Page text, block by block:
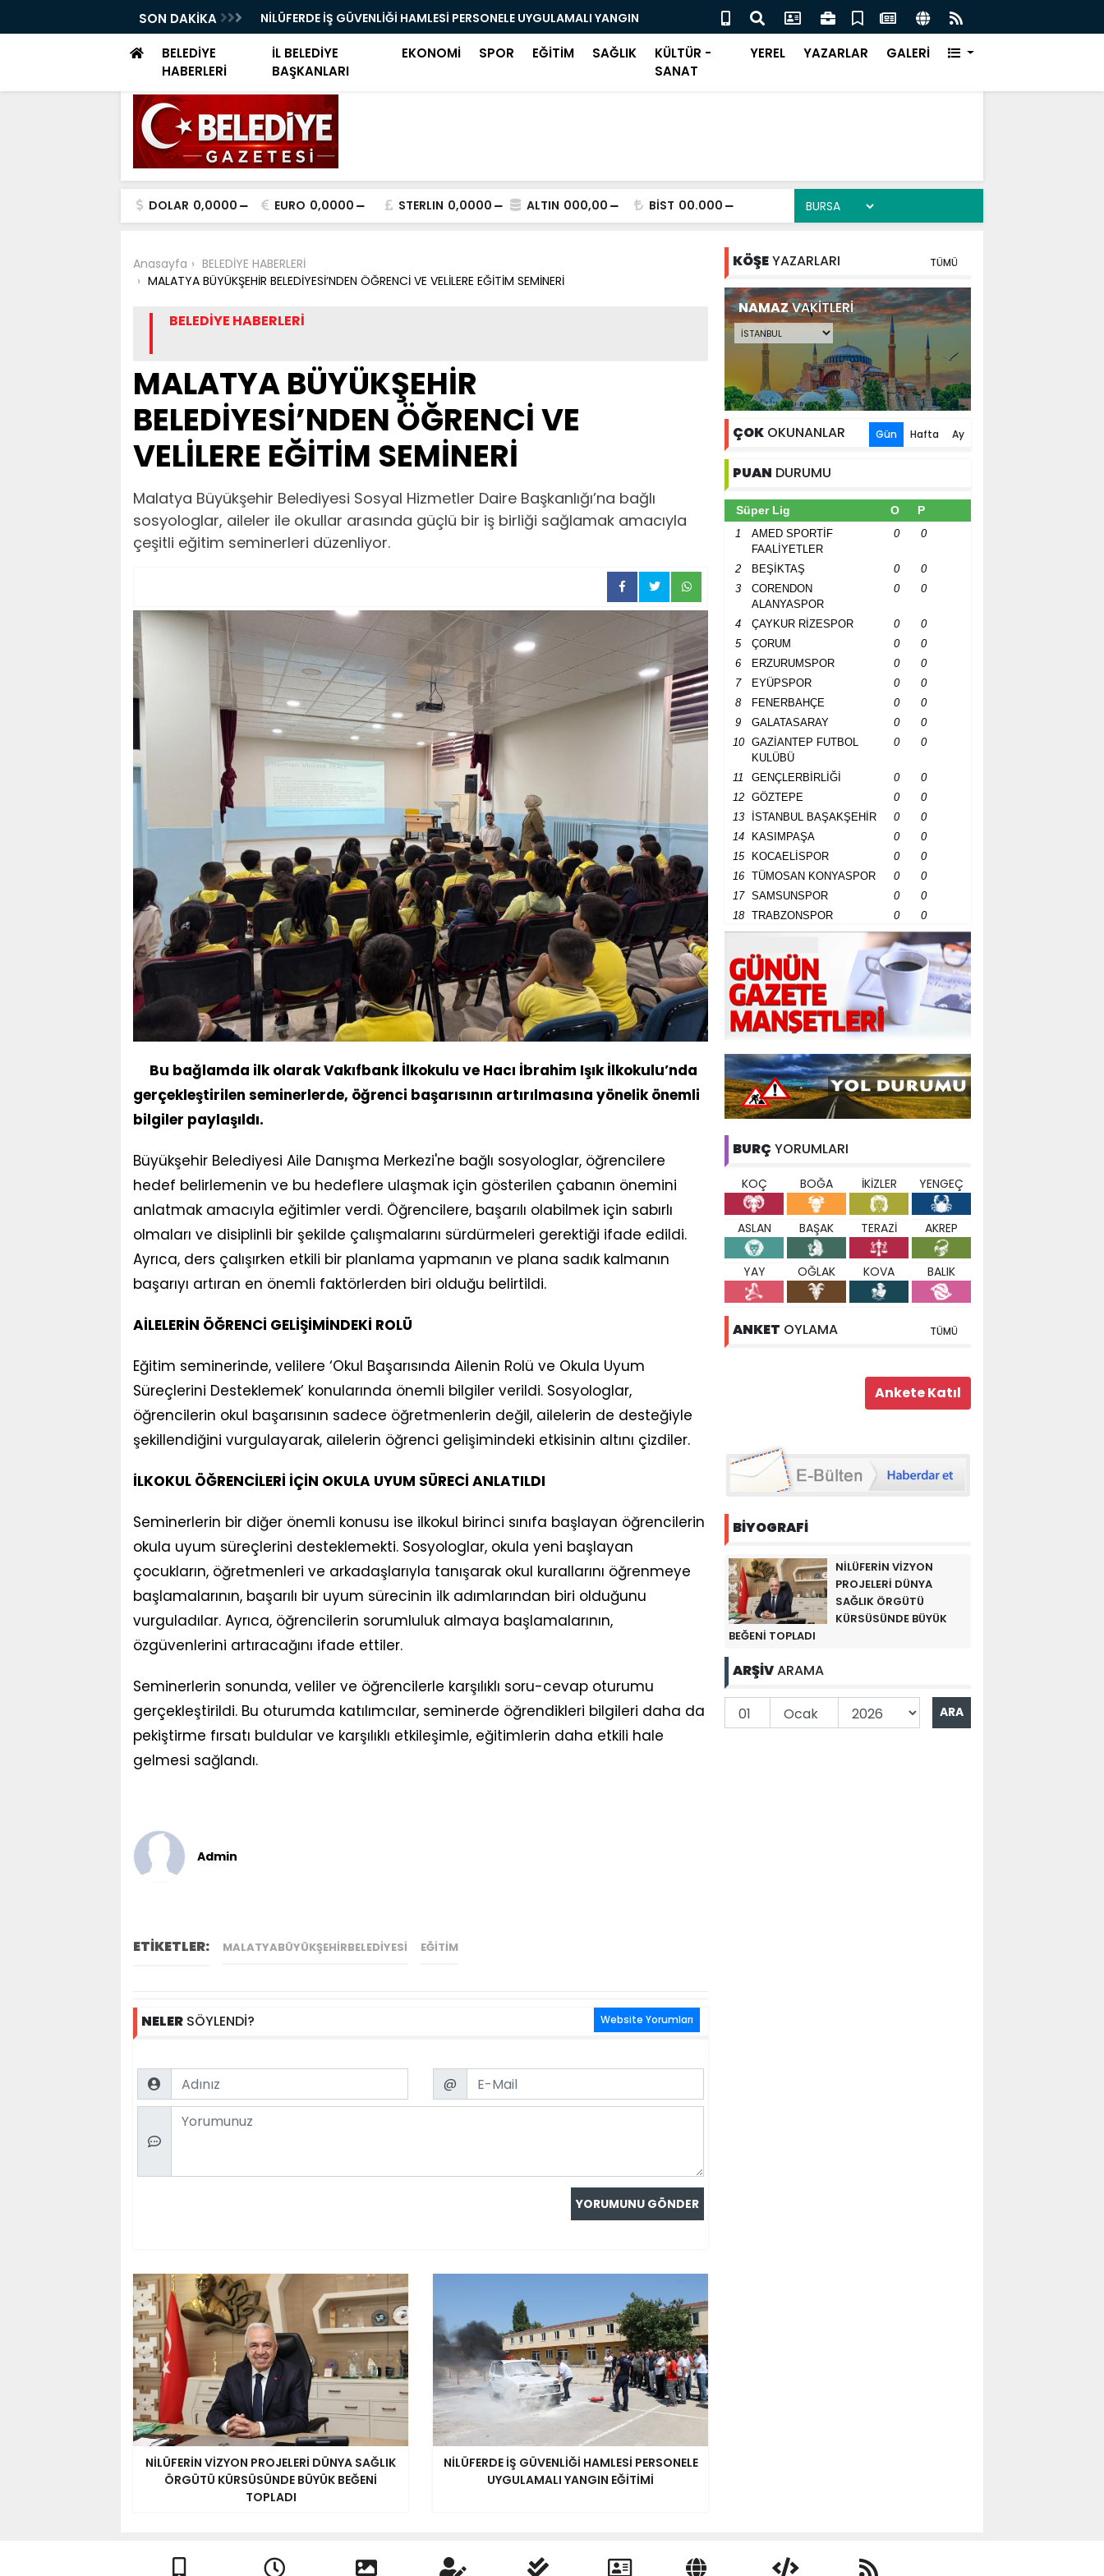
SON DAKİKA
DÜNYA SAĞLIK ÖRGÜTÜ KÜRSÜSÜNDE
NİLÜFERDE İŞ GÜVENLİĞİ HAMLESİ PERSONELE UYGULAMALI YANGIN
EĞİTİMİ
OSMANGAZİDE DEV ADIM ON DÖRT NOKTADA BÜYÜK DÖNÜŞÜM
BAŞLADI
BELEDİYE
HABERLERİ
İL BELEDİYE
BAŞKANLARI
EKONOMİ SPOR EĞİTİM SAĞLIK
KÜLTÜR -
SANAT
YEREL YAZARLAR GALERİ
DOLAR 0,0000 EURO 0,0000 STERLIN 0,0000 ALTIN 000,00 BİST 00.000
Anasayfa
BELEDİYE HABERLERİ
MALATYA BÜYÜKŞEHİR BELEDİYESİ’NDEN ÖĞRENCİ VE VELİLERE EĞİTİM SEMİNERİ
BELEDİYE HABERLERİ
MALATYA BÜYÜKŞEHİR
BELEDİYESİ’NDEN ÖĞRENCİ VE
VELİLERE EĞİTİM SEMİNERİ
Malatya Büyükşehir Belediyesi Sosyal Hizmetler Daire Başkanlığı’na bağlı
sosyologlar, aileler ile okullar arasında güçlü bir iş birliği sağlamak amacıyla
çeşitli eğitim seminerleri düzenliyor.
Bu bağlamda ilk olarak Vakıfbank İlkokulu ve Hacı İbrahim Işık İlkokulu’nda
gerçekleştirilen seminerlerde, öğrenci başarısının artırılmasına yönelik önemli
bilgiler paylaşıldı.
Büyükşehir Belediyesi Aile Danışma Merkezi'ne bağlı sosyologlar, öğrencilere
hedef belirlemenin ve bu hedeflere ulaşmak için gösterilen çabanın önemini
anlatmak amacıyla eğitimler verdi. Öğrencilere, başarılı olabilmek için sabırlı
olmaları ve disiplinli bir şekilde çalışmalarını sürdürmeleri gerektiği ifade edildi.
Ayrıca, ders çalışırken etkili bir planlama yapmanın ve plana sadık kalmanın
başarıyı artıran en önemli faktörlerden biri olduğu belirtildi.
AİLELERİN ÖĞRENCİ GELİŞİMİNDEKİ ROLÜ
Eğitim seminerinde, velilere ‘Okul Başarısında Ailenin Rolü ve Okula Uyum
Süreçlerini Desteklemek’ konularında önemli bilgiler verildi. Sosyologlar,
öğrencilerin okul başarısının sadece öğretmenlerin değil, ailelerin de desteğiyle
şekillendiğini vurgulayarak, ailelerin öğrenci gelişimindeki etkisinin altını çizdiler.
İLKOKUL ÖĞRENCİLERİ İÇİN OKULA UYUM SÜRECİ ANLATILDI
Seminerlerin bir diğer önemli konusu ise ilkokul birinci sınıfa başlayan öğrencilerin
okula uyum süreçlerini desteklemekti. Sosyologlar, okula yeni başlayan
çocukların, öğretmenleri ve arkadaşlarıyla tanışarak okul kurallarını öğrenmeye
başlamalarının, başarılı bir uyum sürecinin ilk adımlarından biri olduğunu
vurguladılar. Ayrıca, öğrencilerin sorumluluk almaya başlamalarının,
özgüvenlerini artıracağını ifade ettiler.
Seminerlerin sonunda, veliler ve öğrencilerle karşılıklı soru-cevap oturumu
gerçekleştirildi. Bu oturumda katılımcılar, seminerde öğrendikleri bilgileri daha da
pekiştirme fırsatı buldular ve karşılıklı etkileşimle, eğitimlerin daha etkili hale
gelmesi sağlandı.
Admin
ETİKETLER: MALATYABÜYÜKŞEHIRBELEDIYESI EĞITIM
NELER SÖYLENDİ? Website Yorumları
Name Email
@
Comment
NİLÜFERİN VİZYON PROJELERİ DÜNYA SAĞLIK
ÖRGÜTÜ KÜRSÜSÜNDE BÜYÜK BEĞENİ
TOPLADI
NİLÜFERDE İŞ GÜVENLİĞİ HAMLESİ PERSONELE
UYGULAMALI YANGIN EĞİTİMİ
KÖŞEYAZARLARI TÜMÜ
NAMAZVAKİTLERİ
ÇOK OKUNANLAR Gün Hafta Ay
PUAN DURUMU
Süper Lig O P
1
AMED SPORTİF
FAALİYETLER
0 0
2 BEŞİKTAŞ 0
0
3
CORENDON
ALANYASPOR
0 0
4 ÇAYKUR RİZESPOR 0
0
5
ÇORUM 0
0
6
ERZURUMSPOR 0
0
7
EYÜPSPOR 0
0
8
FENERBAHÇE 0
0
9
GALATASARAY 0
0
10
GAZİANTEP FUTBOL
KULÜBÜ
0 0
11 GENÇLERBİRLİĞİ 0
0
12
GÖZTEPE 0
0
13
İSTANBUL BAŞAKŞEHİR 0
0
14
KASIMPAŞA 0
0
15
KOCAELİSPOR 0
0
16
TÜMOSAN KONYASPOR 0
0
17
SAMSUNSPOR 0
0
18
TRABZONSPOR 0 0
BURÇ YORUMLARI
KOÇ BOĞA İKİZLER YENGEÇ
ASLAN BAŞAK TERAZİ AKREP
YAY OĞLAK KOVA BALIK
ANKET OYLAMA TÜMÜ
BİYOGRAFİ
NİLÜFERİN VİZYON
PROJELERİ DÜNYA
SAĞLIK ÖRGÜTÜ
KÜRSÜSÜNDE BÜYÜK
BEĞENİ TOPLADI
ARŞİVARAMA